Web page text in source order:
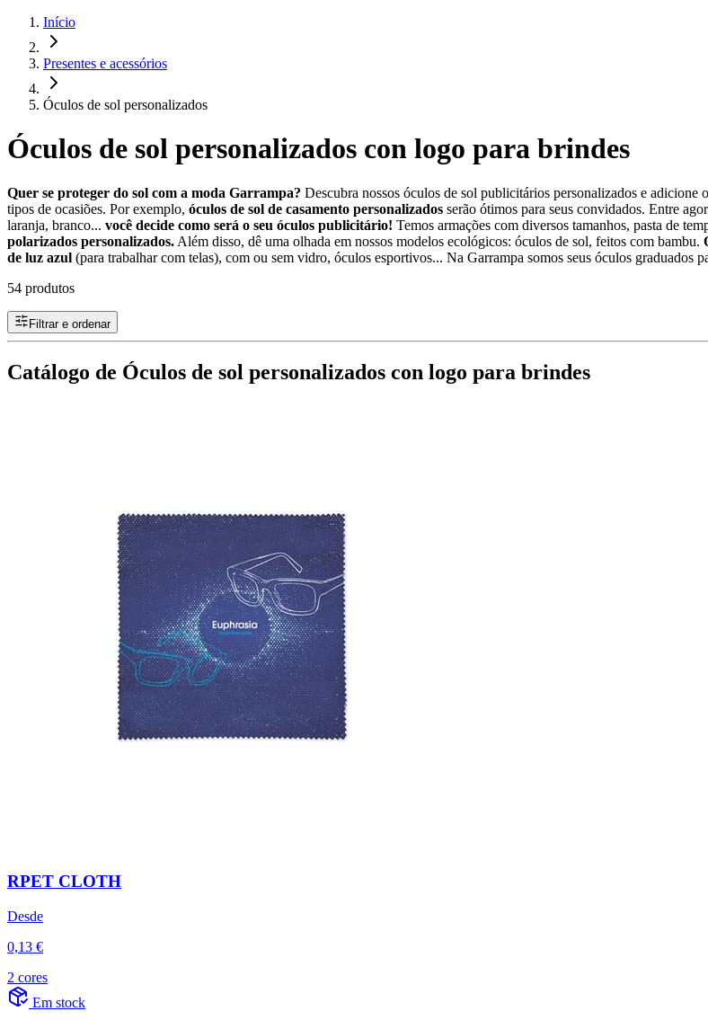
Início
Presentes e acessórios
Óculos de sol personalizados
Óculos de sol personalizados con logo para brindes
Quer se proteger do sol com a moda Garrampa? Descubra nossos óculos de sol publicitários personalizados e
tipos de ocasiões. Por exemplo, óculos de sol de casamento personalizados serão ótimos para seus convidados. Entre
laranja, branco... você decide como será o seu óculos publicitário! Temos armações com diversos tamanhos, pasta de
polarizados personalizados. Além disso, dê uma olhada em nossos modelos ecológicos: óculos de sol, feitos com bambu.
de luz azul (para trabalhar com telas), com ou sem vidro, óculos esportivos... Na Garrampa somos seus óculos graduados
54 produtos
Filtrar e ordenar
Catálogo de Óculos de sol personalizados con logo para brindes
RPET CLOTH
Desde
0,13 €
2 cores
Em stock